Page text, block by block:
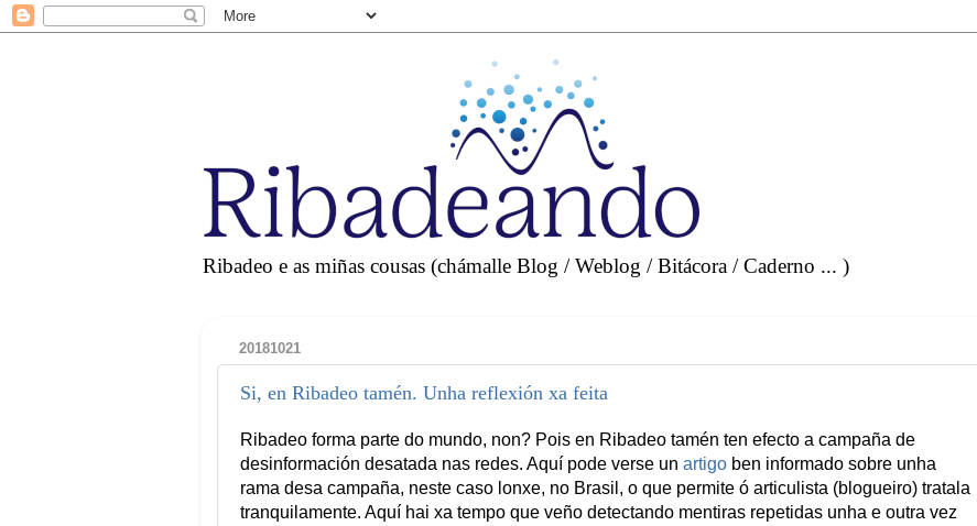
Ribadeo e as miñas cousas (chámalle Blog / Weblog / Bitácora / Caderno ... )
20181021
Si, en Ribadeo tamén. Unha reflexión xa feita
Ribadeo forma parte do mundo, non? Pois en Ribadeo tamén ten efecto a campaña de
desinformación desatada nas redes. Aquí pode verse un artigo ben informado sobre unha
rama desa campaña, neste caso lonxe, no Brasil, o que permite ó articulista (blogueiro) tratala
tranquilamente. Aquí hai xa tempo que veño detectando mentiras repetidas unha e outra vez